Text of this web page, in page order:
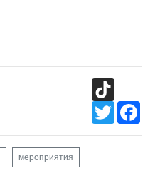
Twitter
мероприятия